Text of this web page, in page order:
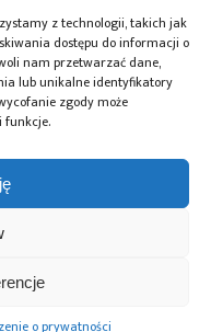
z technologii, takich jak
dostępu do informacji o
nam przetwarzać dane,
lub unikalne identyfikatory
zgody może
funkcje.
o prywatności
zostanie
na